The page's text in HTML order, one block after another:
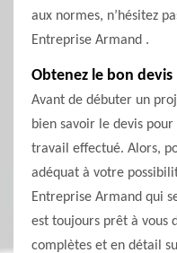
aux normes, n’hésitez
Entreprise Armand .
Obtenez le bon
Avant de débuter un
bien savoir le devis
travail effectué. Alors,
adéquat à votre
Entreprise Armand qui
est toujours prêt à vous
complètes et en détail